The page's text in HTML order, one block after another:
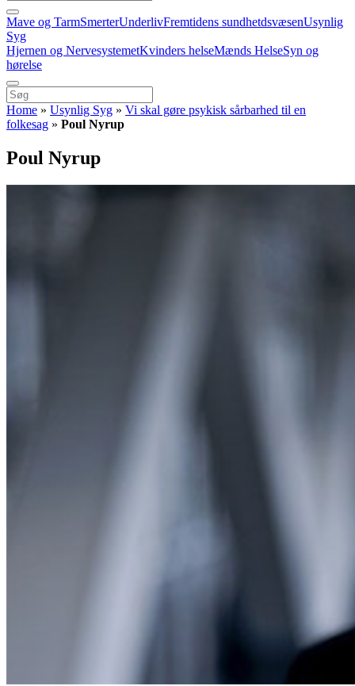
Mave og TarmSmerterUnderlivFremtidens sundhetdsvæsenUsynlig
Syg
Hjernen og NervesystemetKvinders helseMænds HelseSyn og
hørelse
Home » Usynlig Syg » Vi skal gøre psykisk sårbarhed til en
folkesag » Poul Nyrup
Poul Nyrup